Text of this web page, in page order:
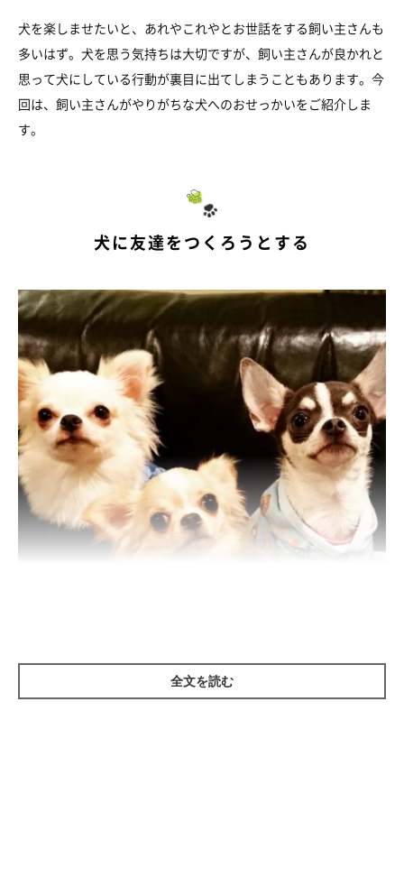
犬を楽しませたいと、あれやこれやとお世話をする飼い主さんも
多いはず。犬を思う気持ちは大切ですが、飼い主さんが良かれと
思って犬にしている行動が裏目に出てしまうこともあります。今
回は、飼い主さんがやりがちな犬へのおせっかいをご紹介しま
す。
犬に友達をつくろうとする
いぬのきもち投稿写真ギャラリー
全文を読む